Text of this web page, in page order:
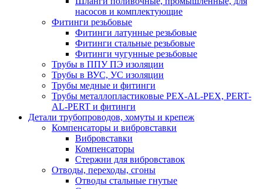
насосов и комплектующие
Фитинги резьбовые
Фитинги латунные резьбовые
Фитинги стальные резьбовые
Фитинги чугунные резьбовые
Трубы в ППУ ПЭ изоляции
Трубы в ВУС, УС изоляции
Трубы медные и фитинги
Трубы металлопластиковые PEX-AL-PEX, PERT-
AL-PERT и фитинги
Детали трубопроводов, хомуты и крепеж
Компенсаторы и вибровставки
Вибровставки
Компенсаторы
Стержни для вибровставок
Отводы, переходы, сгоны
Отводы стальные гнутые